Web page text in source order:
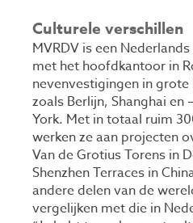
Culturele verschillen
MVRDV is een
met het hoofdkantoor in
nevenvestigingen in
zoals Berlijn, Shanghai en
York. Met in totaal ruim
werken ze aan projecten
Van de Grotius Torens in
Shenzhen Terraces in
andere delen van de
vergelijken met die in